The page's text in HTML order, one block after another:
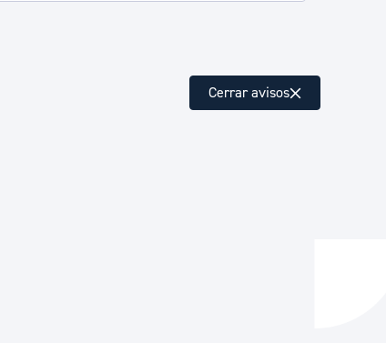
y medioambiente
Cerrar avisos